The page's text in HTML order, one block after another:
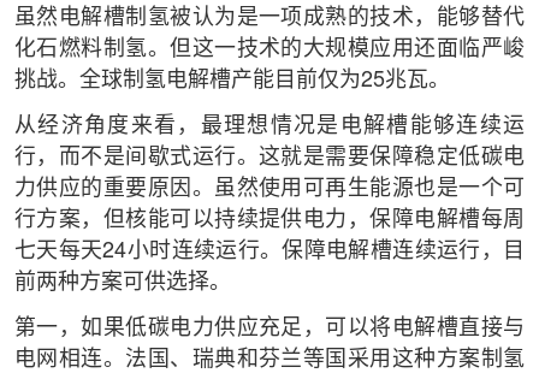
虽然电解槽制氢被认为是一项成熟的技术，能够替代
化石燃料制氢。但这一技术的大规模应用还面临严峻
挑战。全球制氢电解槽产能目前仅为25兆瓦。
从经济角度来看，最理想情况是电解槽能够连续运
行，而不是间歇式运行。这就是需要保障稳定低碳电
力供应的重要原因。虽然使用可再生能源也是一个可
行方案，但核能可以持续提供电力，保障电解槽每周
七天每天24小时连续运行。保障电解槽连续运行，目
前两种方案可供选择。
第一，如果低碳电力供应充足，可以将电解槽直接与
电网相连。法国、瑞典和芬兰等国采用这种方案制氢